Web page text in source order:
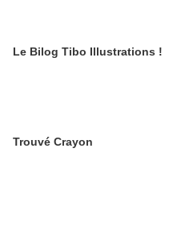
Le Bilog Tibo Illustrations !
Trouvé Crayon